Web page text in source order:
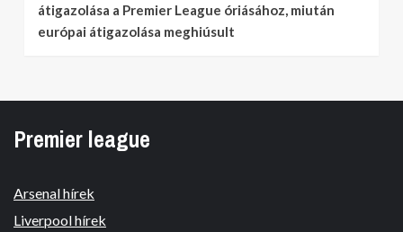
átigazolása a Premier League óriásához, miután
európai átigazolása meghiúsult
Premier league
Arsenal hírek
Liverpool hírek